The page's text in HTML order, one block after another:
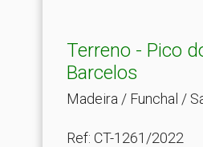
Terreno - Pico
Barcelos
Madeira / Funchal /
Ref: CT-1261/2022